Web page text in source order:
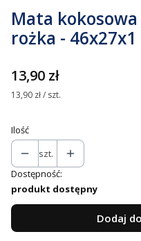
Mata kokosowa
rożka -
Cena
13,90 zł
13,90 zł / szt.
Ilość
szt.
Dostępność:
produkt dostępny
Dodaj